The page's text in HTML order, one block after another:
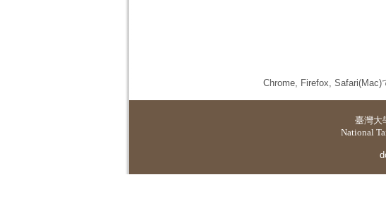
Chrome, Firefox, Safari(Mac)
臺灣大
National